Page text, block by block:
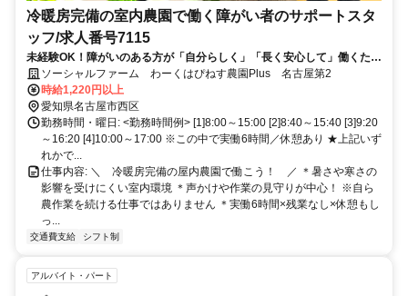
冷暖房完備の室内農園で働く障がい者のサポートスタ
ッフ/求人番号7115
未経験OK！障がいのある方が「自分らしく」「長く安心して」働くため
のサポートのお仕事＊中高年世代も活躍中＜完全週休2日制(土日祝休み)
＞＜時給1220円＞＜まずは説明会へ♪＞
ソーシャルファーム わーくはぴねす農園Plus 名古屋第2
時給1,220円以上
愛知県名古屋市西区
勤務時間・曜日: <勤務時間例> [1]8:00～15:00 [2]8:40～15:40 [3]9:20
～16:20 [4]10:00～17:00 ※この中で実働6時間／休憩あり ★上記いず
れかで...
仕事内容: ＼ 冷暖房完備の屋内農園で働こう！ ／ ＊暑さや寒さの
影響を受けにくい室内環境 ＊声かけや作業の見守りが中心！ ※自ら
農作業を続ける仕事ではありません ＊実働6時間×残業なし×休憩もし
っ...
交通費支給 シフト制
アルバイト・パート